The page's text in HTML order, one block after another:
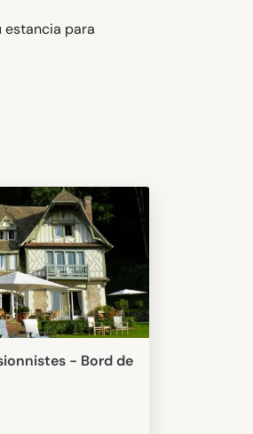
estancia para
- Bord de